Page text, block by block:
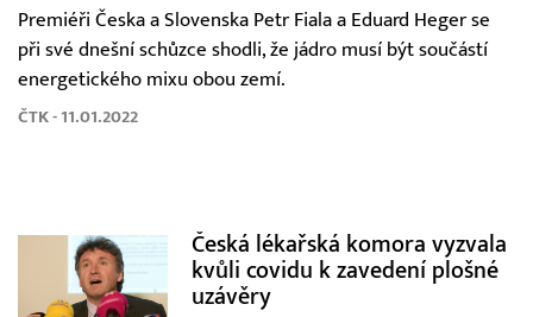
Premiéři Česka a Slovenska Petr Fiala a Eduard Heger se
při své dnešní schůzce shodli, že jádro musí být součástí
energetického mixu obou zemí.
ČTK - 11.01.2022
Česká lékařská komora vyzvala
kvůli covidu k zavedení plošné
uzávěry